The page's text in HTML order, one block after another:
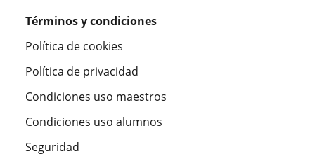
Términos y condiciones
Política de cookies
Política de privacidad
Condiciones uso maestros
Condiciones uso alumnos
Seguridad